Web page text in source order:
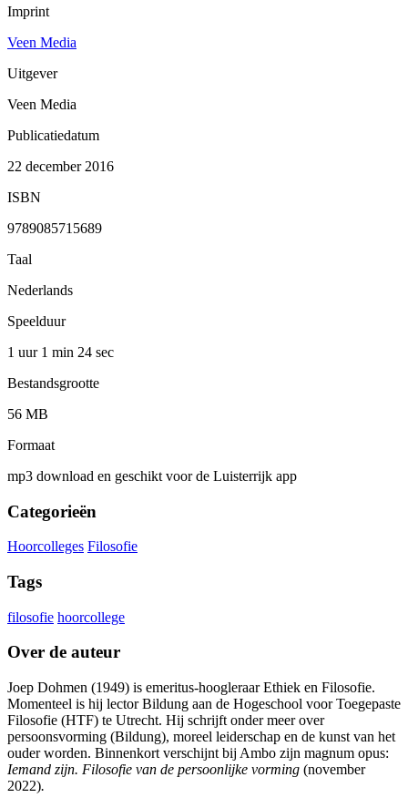
Imprint
Veen Media
Uitgever
Veen Media
Publicatiedatum
22 december 2016
ISBN
9789085715689
Taal
Nederlands
Speelduur
1 uur 1 min 24 sec
Bestandsgrootte
56 MB
Formaat
mp3 download en geschikt voor de Luisterrijk app
Categorieën
Hoorcolleges Filosofie
Tags
filosofie hoorcollege
Over de auteur
Joep Dohmen (1949) is emeritus-hoogleraar Ethiek en Filosofie.
Momenteel is hij lector Bildung aan de Hogeschool voor Toegepaste
Filosofie (HTF) te Utrecht. Hij schrijft onder meer over
persoonsvorming (Bildung), moreel leiderschap en de kunst van het
ouder worden. Binnenkort verschijnt bij Ambo zijn magnum opus:
Iemand zijn. Filosofie van de persoonlijke vorming (november
2022).